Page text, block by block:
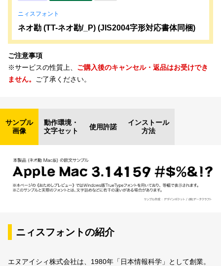
ニィスフォント
ネオ勘 (TT-ネオ勘/_P) (JIS2004字形対応書体同梱)
ご注意事項
※サービスの性質上、 ご購入後のキャンセル・返品はお受けでき
ません。 ご了承ください。
サンプル
画像
動作環境・
文字セット
使用許諾
インストール
方法
ニィスフォントの紹介
エヌアイシィ株式会社は、1980年「日本情報科学」として創業。